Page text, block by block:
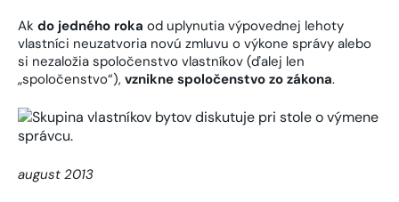
Ak do jedného roka od uplynutia výpovednej lehoty
vlastníci neuzatvoria novú zmluvu o výkone správy alebo
si nezaložia spoločenstvo vlastníkov (ďalej len
„spoločenstvo“), vznikne spoločenstvo zo zákona.
august 2013